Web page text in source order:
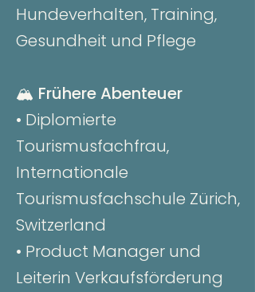
Hundeverhalten, Training,
Gesundheit und Pflege
🏔️ Frühere Abenteuer
• Diplomierte
Tourismusfachfrau,
Internationale
Tourismusfachschule Zürich,
Switzerland
• Product Manager und
Leiterin Verkaufsförderung